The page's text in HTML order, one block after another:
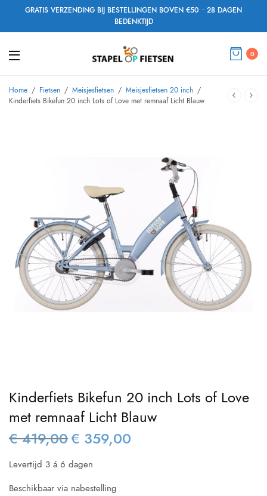
GRATIS VERZENDING BIJ BESTELLINGEN BOVEN €50 • 28 DAGEN
BEDENKTIJD
0
Home / Fietsen / Meisjesfietsen / Meisjesfietsen 20 inch /
Kinderfiets Bikefun 20 inch Lots of Love met remnaaf Licht Blauw
Kinderfiets Bikefun 20 inch Lots of Love
met remnaaf Licht Blauw
€419,00 Oorspronkelijke
€ 419,00.
€ 359,00
Levertijd 3 á 6 dagen
Beschikbaar via nabestelling